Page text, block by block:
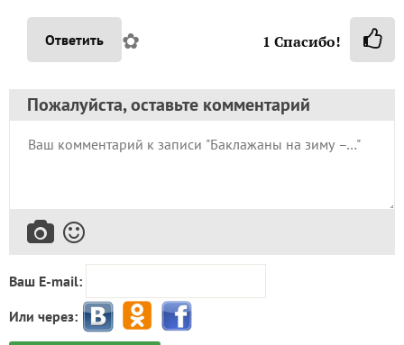
Ответить ✿ 1 Спасибо!
Пожалуйста, оставьте комментарий
Ваш E-mail:
Или через: